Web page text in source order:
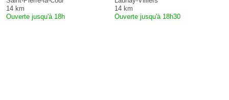
14 km
Ouverte jusqu'à 18h
14 km
Ouverte jusqu'à 18h30